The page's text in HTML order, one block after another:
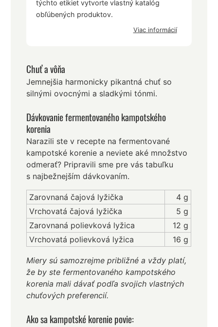
týchto etikiet vytvorte vlastný katalóg
obľúbených produktov.
Viac informácií
Chuť a vôňa
Jemnejšia harmonicky pikantná chuť so
silnými ovocnými a sladkými tónmi.
Dávkovanie fermentovaného kampotského
korenia
Narazili ste v recepte na fermentované
kampotské korenie a neviete aké množstvo
odmerať? Pripravili sme pre vás tabuľku
s najbežnejším dávkovaním.
Zarovnaná čajová lyžička
4 g
Vrchovatá čajová lyžička
5 g
Zarovnaná polievková lyžica
12 g
Vrchovatá polievková lyžica
16 g
Miery sú samozrejme približné a vždy platí,
že by ste fermentovaného kampotského
korenia mali dávať podľa svojich vlastných
chuťových preferencií.
Ako sa kampotské korenie povie: